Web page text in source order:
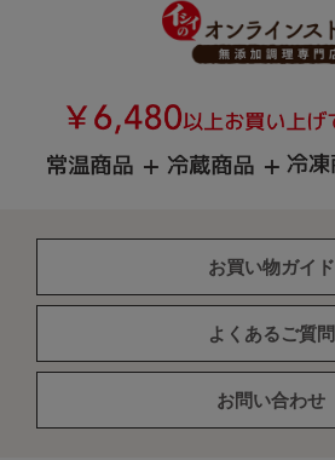
お買い物ガイド
よくあるご質問
お問い合わせ